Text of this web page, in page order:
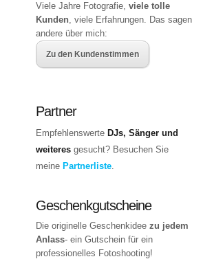
Viele Jahre Fotografie, viele tolle
Kunden, viele Erfahrungen. Das sagen
andere über mich:
Zu den Kundenstimmen
Partner
Empfehlenswerte DJs, Sänger und
weiteres gesucht? Besuchen Sie
meine Partnerliste.
Geschenkgutscheine
Die originelle Geschenkidee zu jedem
Anlass- ein Gutschein für ein
professionelles Fotoshooting!